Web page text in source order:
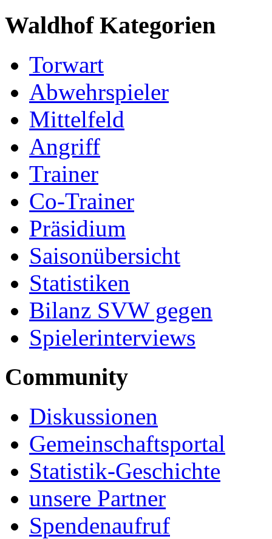
Waldhof Kategorien
Torwart
Abwehrspieler
Mittelfeld
Angriff
Trainer
Co-Trainer
Präsidium
Saisonübersicht
Statistiken
Bilanz SVW gegen
Spielerinterviews
Community
Diskussionen
Gemeinschaftsportal
Statistik-Geschichte
unsere Partner
Spendenaufruf